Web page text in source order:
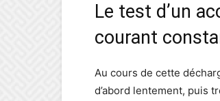
Le test d’un
courant
Au cours de cette
d’abord lentement, puis